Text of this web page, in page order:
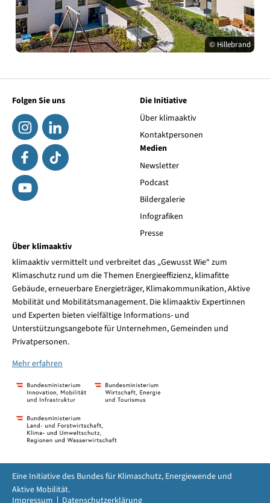
© Hillebrand
Folgen Sie uns
Die Initiative
Über klimaaktiv
Kontaktpersonen
Medien
Newsletter
Podcast
Bildergalerie
Infografiken
Presse
Über klimaaktiv
klimaaktiv vermittelt und verbreitet das „Gewusst Wie“ zum
Klimaschutz rund um die Themen Energieeffizienz, klimafitte
Gebäude, erneuerbare Energieträger, Klimakommunikation, Aktive
Mobilität und Mobilitätsmanagement. Die klimaaktiv Expertinnen
und Experten bieten vielfältige Informations- und
Unterstützungsangebote für Unternehmen, Gemeinden und
Privatpersonen.
Mehr erfahren
Impressum Datenschutzerklärung
Eine Initiative des Bundes für Klimaschutz, Energiewende und
Aktive Mobilität.